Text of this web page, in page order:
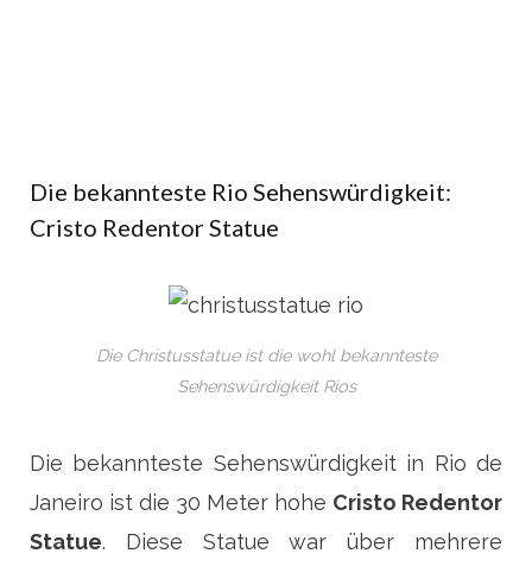
Die bekannteste Rio Sehenswürdigkeit:
Cristo Redentor Statue
Die Christusstatue ist die wohl bekannteste
Sehenswürdigkeit Rios
Die bekannteste Sehenswürdigkeit in Rio de
Janeiro ist die 30 Meter hohe Cristo Redentor
Statue. Diese Statue war über mehrere